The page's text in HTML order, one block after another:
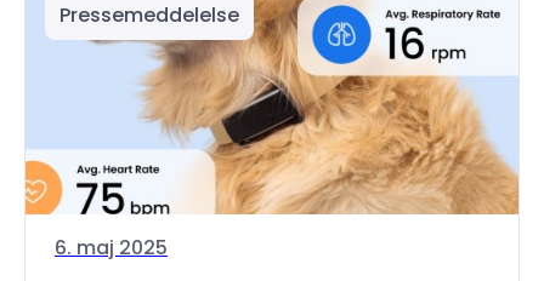
Pressemeddelelse
6. maj 2025